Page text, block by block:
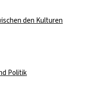
den Kulturen
Politik